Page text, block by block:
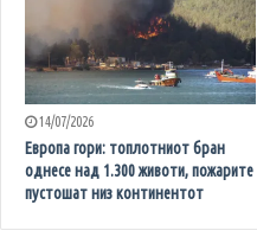
14/07/2026
Европа гори: топлотниот бран
однесе над 1.300 животи, пожарите
пустошат низ континентот